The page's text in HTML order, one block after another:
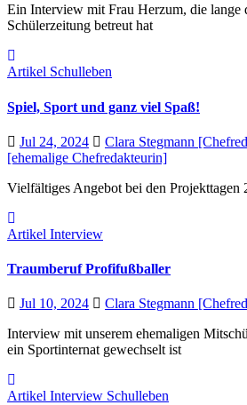
Ein Interview mit Frau Herzum, die lange
Schülerzeitung betreut hat
Artikel Schulleben
Spiel, Sport und ganz viel Spaß!
Jul 24, 2024 Clara Stegmann
[ehemalige Chefredakteurin]
Vielfältiges Angebot bei den Projekttagen
Artikel Interview
Traumberuf Profifußballer
Jul 10, 2024
Clara Stegmann
Interview mit unserem ehemaligen
ein Sportinternat gewechselt ist
Artikel Interview Schulleben